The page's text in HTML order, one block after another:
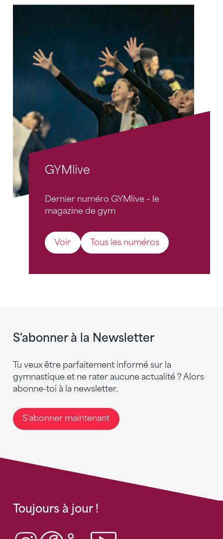
GYMlive
Dernier numéro GYMlive – le
magazine de gym
Voir Tous les numéros
S'abonner à la Newsletter
Tu veux être parfaitement informé sur la
gymnastique et ne rater aucune actualité ? Alors
abonne-toi à la newsletter.
S'abonner maintenant
Toujours à jour !